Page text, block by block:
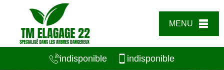
MENU
indisponible indisponible